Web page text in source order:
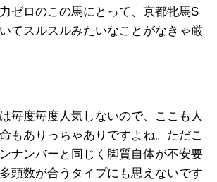
ゼロのこの馬にとって、京都牝馬S
てスルスルみたいなことがなきゃ厳
は毎度毎度人気しないので、ここも人
もありっちゃありですよね。ただこ
ナンバーと同じく脚質自体が不安要
頭数が合うタイプにも思えないです